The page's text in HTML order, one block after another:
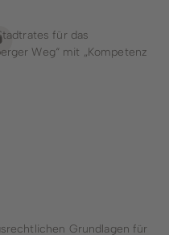
für das
Weg“ mit „Kompetenz
Grundlagen für